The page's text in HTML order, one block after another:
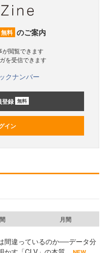
無料 のご案内
が閲覧できます
を受信できます
クナンバー
登録 無料
イン
月間
間違っているのか──データ分